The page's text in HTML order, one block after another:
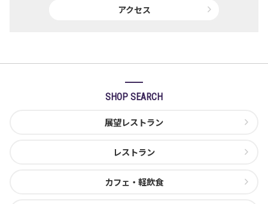
アクセス
SHOP SEARCH
展望レストラン
レストラン
カフェ・軽飲食